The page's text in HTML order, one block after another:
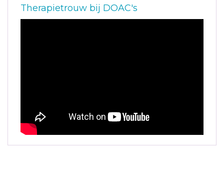
Therapietrouw bij DOAC's